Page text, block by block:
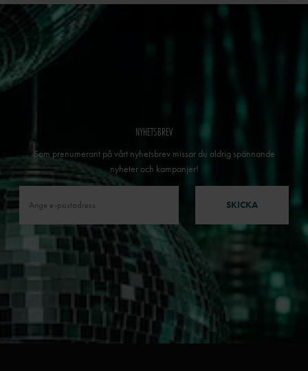
NYHETSBREV
Som prenumerant på vårt nyhetsbrev missar du aldrig spännande
nyheter och kampanjer!
SKICKA